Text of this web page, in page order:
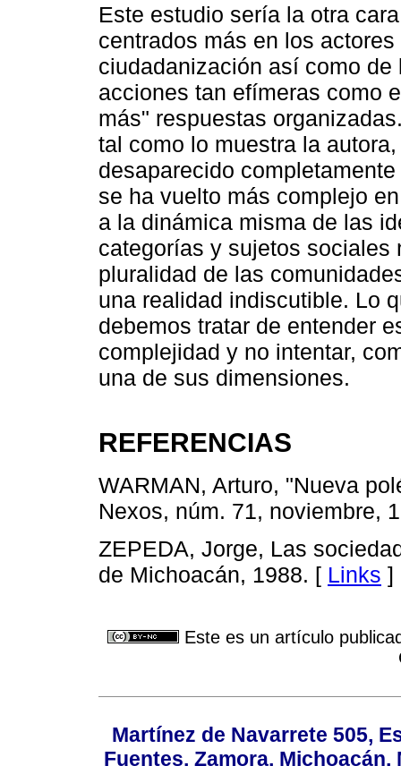
Este estudio sería la otra
centrados más en los
ciudadanización así como
acciones tan efímeras como
más" respuestas
tal como lo muestra la
desaparecido
se ha vuelto más complejo
a la dinámica misma de las
categorías y sujetos sociales
pluralidad de las
una realidad indiscutible. Lo
debemos tratar de entender
complejidad y no intentar,
una de sus dimensiones.
REFERENCIAS
WARMAN, Arturo, "Nueva
Nexos, núm. 71, noviembre,
ZEPEDA, Jorge, Las
de Michoacán, 1988. [ Links ]
Este es un artículo
Martínez de Navarrete 505,
Fuentes, Zamora, Michoacán,